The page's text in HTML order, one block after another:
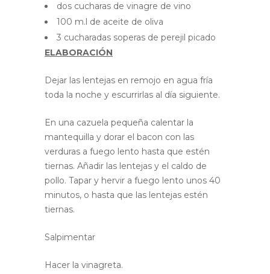
dos cucharas de vinagre de vino
100 m.l de aceite de oliva
3 cucharadas soperas de perejil picado
ELABORACIÓN
Dejar las lentejas en remojo en agua fría
toda la noche y escurrirlas al día siguiente.
En una cazuela pequeña calentar la
mantequilla y dorar el bacon con las
verduras a fuego lento hasta que estén
tiernas. Añadir las lentejas y el caldo de
pollo. Tapar y hervir a fuego lento unos 40
minutos, o hasta que las lentejas estén
tiernas.
Salpimentar
Hacer la vinagreta.